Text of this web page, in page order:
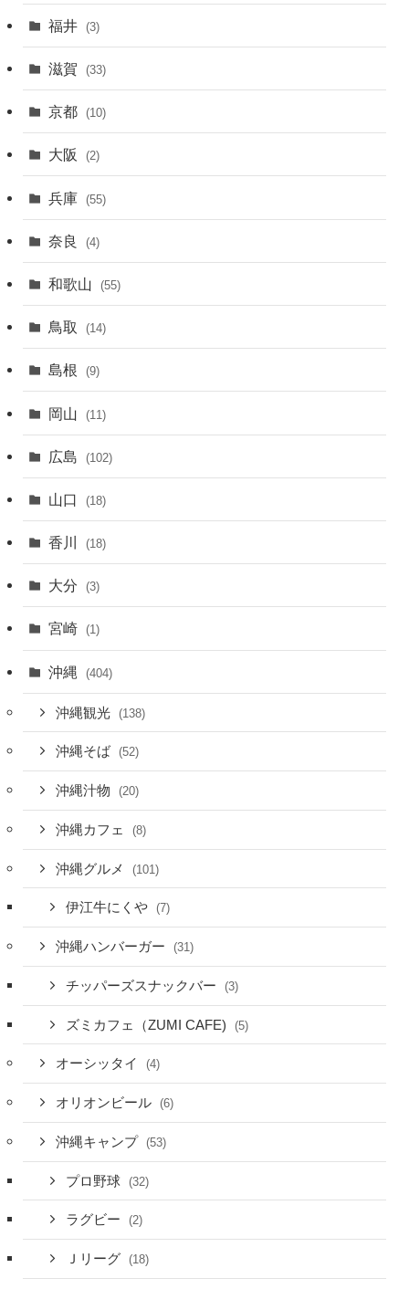
福井 (3)
滋賀 (33)
京都 (10)
大阪 (2)
兵庫 (55)
奈良 (4)
和歌山 (55)
鳥取 (14)
島根 (9)
岡山 (11)
広島 (102)
山口 (18)
香川 (18)
大分 (3)
宮崎 (1)
沖縄 (404)
沖縄観光 (138)
沖縄そば (52)
沖縄汁物 (20)
沖縄カフェ (8)
沖縄グルメ (101)
伊江牛にくや (7)
沖縄ハンバーガー (31)
チッパーズスナックバー (3)
ズミカフェ（ZUMI CAFE) (5)
オーシッタイ (4)
オリオンビール (6)
沖縄キャンプ (53)
プロ野球 (32)
ラグビー (2)
Ｊリーグ (18)